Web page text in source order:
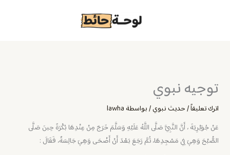
توجيه نبوي
اترك تعليقاً/حديث نبوي/ بواسطة lawha
عَنْ جُوَيْرِيَةَ ، أَنَّ النَّبِيَّ صَلَّى اللَّهُ عَلَيْهِ وَسَلَّمَ خَرَجَ مِنْ عِنْدِهَا بُكْرَةً حِينَ صَلَّى
الصُّبْحَ وَهِيَ فِي مَسْجِدِهَا، ثُمَّ رَجَعَ بَعْدَ أَنْ أَضْحَى وَهِيَ جَالِسَةٌ، فَقَالَ :